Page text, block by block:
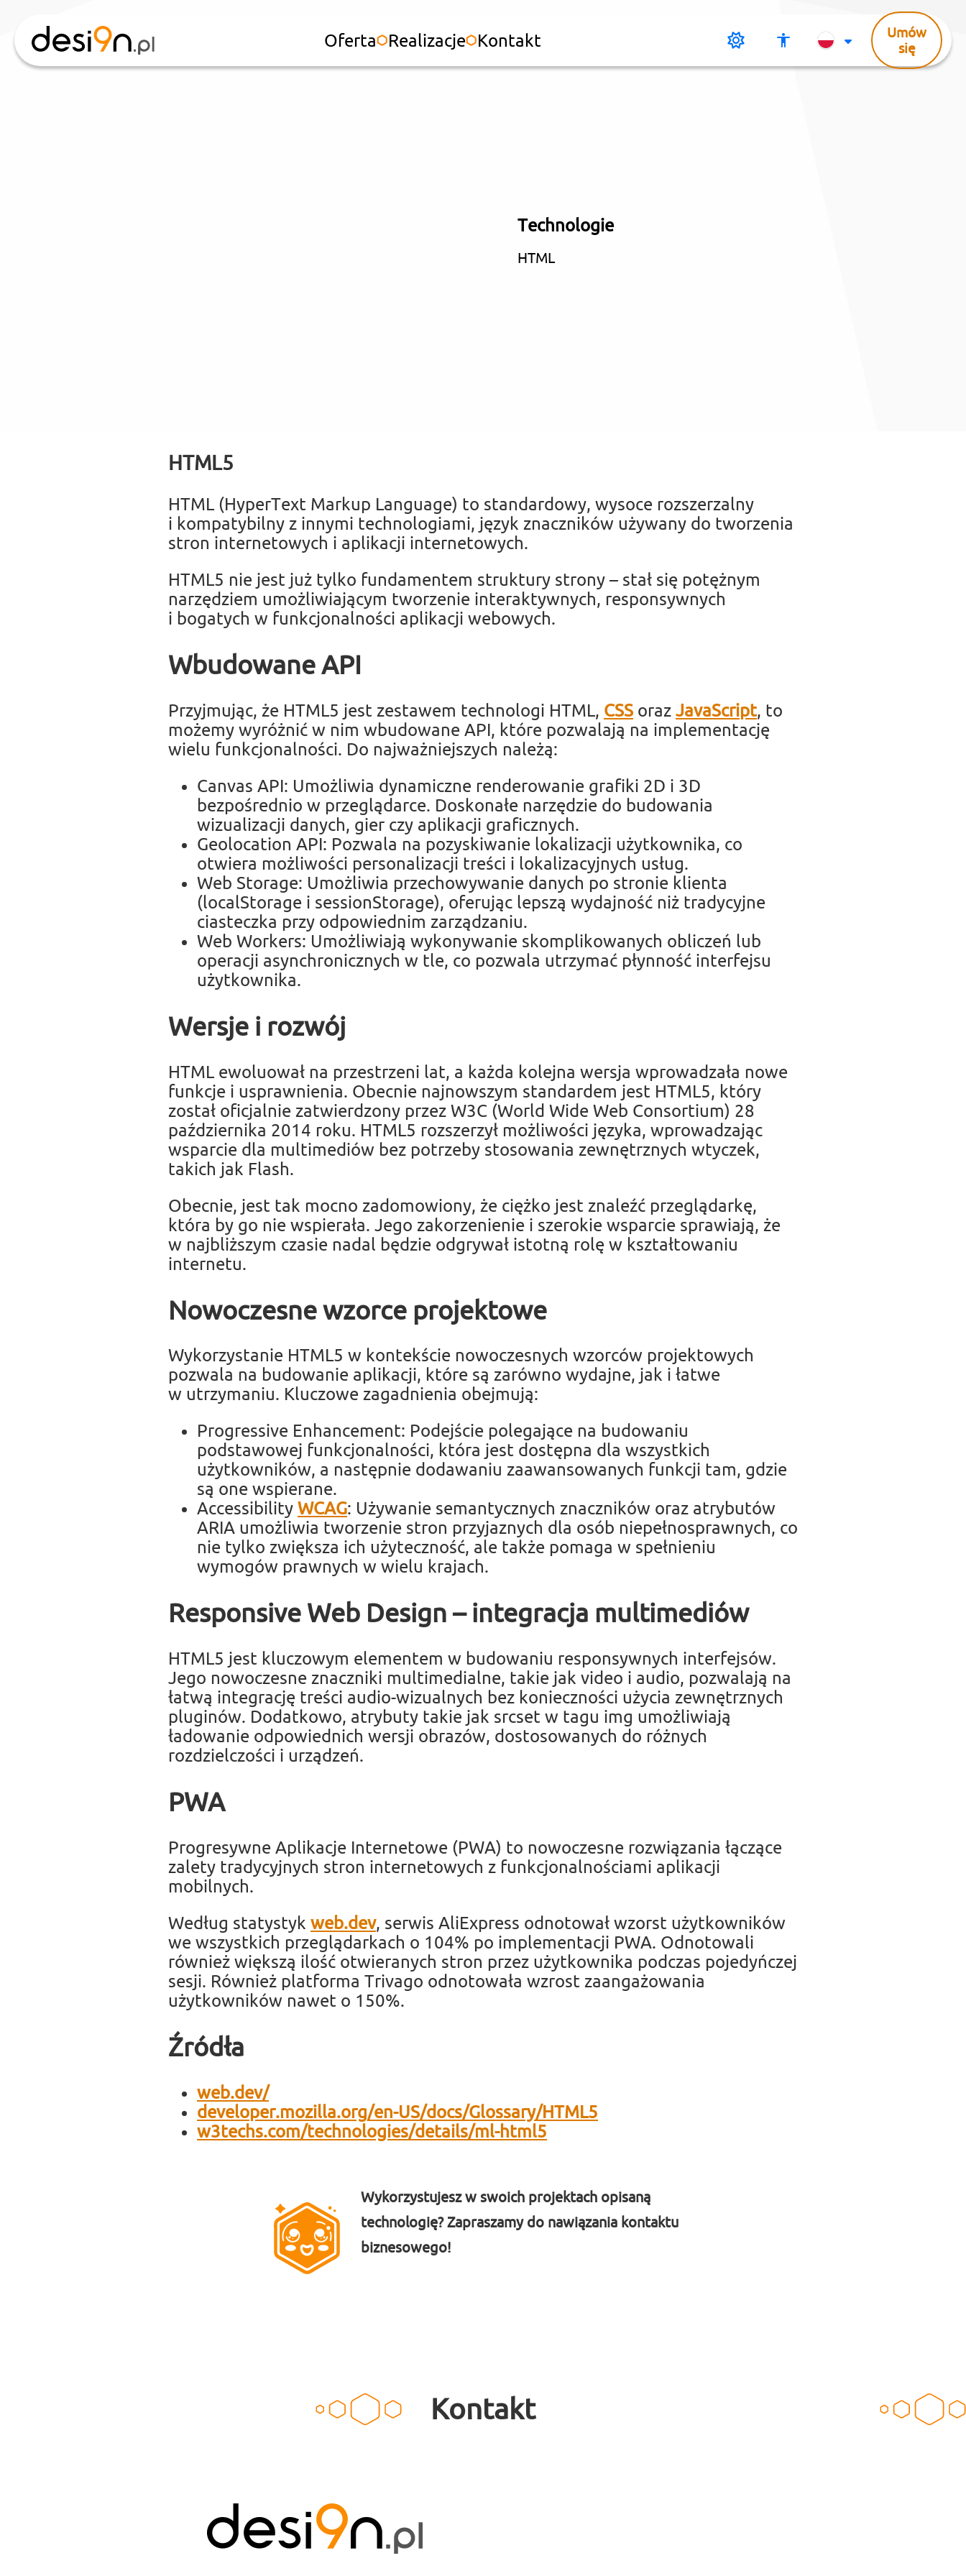
Technologie
HTML
desi9n.pl Oferta Realizacje Kontakt
Menu
dostępności
Tryb
ciemny
Change
Language
Umów
się
HTML5
HTML (HyperText Markup Language) to standardowy, wysoce rozszerzalny
i kompatybilny z innymi technologiami, język znaczników używany do tworzenia
stron internetowych i aplikacji internetowych.
HTML5 nie jest już tylko fundamentem struktury strony – stał się potężnym
narzędziem umożliwiającym tworzenie interaktywnych, responsywnych
i bogatych w funkcjonalności aplikacji webowych.
Wbudowane API
Przyjmując, że HTML5 jest zestawem technologi HTML, CSS oraz JavaScript, to
możemy wyróżnić w nim wbudowane API, które pozwalają na implementację
wielu funkcjonalności. Do najważniejszych należą:
Canvas API: Umożliwia dynamiczne renderowanie grafiki 2D i 3D
bezpośrednio w przeglądarce. Doskonałe narzędzie do budowania
wizualizacji danych, gier czy aplikacji graficznych.
Geolocation API: Pozwala na pozyskiwanie lokalizacji użytkownika, co
otwiera możliwości personalizacji treści i lokalizacyjnych usług.
Web Storage: Umożliwia przechowywanie danych po stronie klienta
(localStorage i sessionStorage), oferując lepszą wydajność niż tradycyjne
ciasteczka przy odpowiednim zarządzaniu.
Web Workers: Umożliwiają wykonywanie skomplikowanych obliczeń lub
operacji asynchronicznych w tle, co pozwala utrzymać płynność interfejsu
użytkownika.
Wersje i rozwój
HTML ewoluował na przestrzeni lat, a każda kolejna wersja wprowadzała nowe
funkcje i usprawnienia. Obecnie najnowszym standardem jest HTML5, który
został oficjalnie zatwierdzony przez W3C (World Wide Web Consortium) 28
października 2014 roku. HTML5 rozszerzył możliwości języka, wprowadzając
wsparcie dla multimediów bez potrzeby stosowania zewnętrznych wtyczek,
takich jak Flash.
Obecnie, jest tak mocno zadomowiony, że ciężko jest znaleźć przeglądarkę,
która by go nie wspierała. Jego zakorzenienie i szerokie wsparcie sprawiają, że
w najbliższym czasie nadal będzie odgrywał istotną rolę w kształtowaniu
internetu.
Nowoczesne wzorce projektowe
Wykorzystanie HTML5 w kontekście nowoczesnych wzorców projektowych
pozwala na budowanie aplikacji, które są zarówno wydajne, jak i łatwe
w utrzymaniu. Kluczowe zagadnienia obejmują:
Progressive Enhancement: Podejście polegające na budowaniu
podstawowej funkcjonalności, która jest dostępna dla wszystkich
użytkowników, a następnie dodawaniu zaawansowanych funkcji tam, gdzie
są one wspierane.
Accessibility WCAG: Używanie semantycznych znaczników oraz atrybutów
ARIA umożliwia tworzenie stron przyjaznych dla osób niepełnosprawnych, co
nie tylko zwiększa ich użyteczność, ale także pomaga w spełnieniu
wymogów prawnych w wielu krajach.
Responsive Web Design – integracja multimediów
HTML5 jest kluczowym elementem w budowaniu responsywnych interfejsów.
Jego nowoczesne znaczniki multimedialne, takie jak video i audio, pozwalają na
łatwą integrację treści audio-wizualnych bez konieczności użycia zewnętrznych
pluginów. Dodatkowo, atrybuty takie jak srcset w tagu img umożliwiają
ładowanie odpowiednich wersji obrazów, dostosowanych do różnych
rozdzielczości i urządzeń.
PWA
Progresywne Aplikacje Internetowe (PWA) to nowoczesne rozwiązania łączące
zalety tradycyjnych stron internetowych z funkcjonalnościami aplikacji
mobilnych.
Według statystyk web.dev, serwis AliExpress odnotował wzorst użytkowników
we wszystkich przeglądarkach o 104% po implementacji PWA. Odnotowali
również większą ilość otwieranych stron przez użytkownika podczas pojedyńczej
sesji. Również platforma Trivago odnotowała wzrost zaangażowania
użytkowników nawet o 150%.
Źródła
web.dev/
developer.mozilla.org/en-US/docs/Glossary/HTML5
w3techs.com/technologies/details/ml-html5
Wykorzystujesz w swoich projektach opisaną
technologię? Zapraszamy do nawiązania kontaktu
biznesowego!
Kontakt